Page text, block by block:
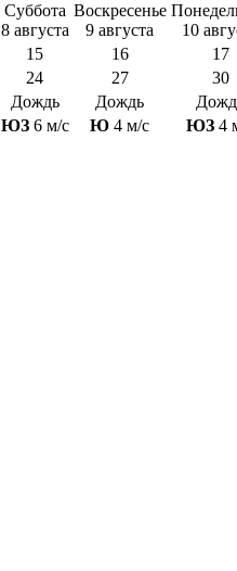
Суббота
8 августа
Воскресенье
9 августа
10
15 16
17
24 27
30
Дождь Дождь
ЮЗ6 м/с Ю 4 м/с ЮЗ 4